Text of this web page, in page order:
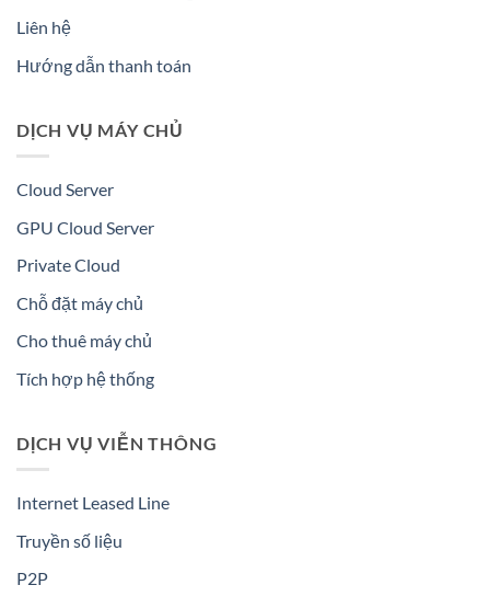
Liên hệ
Hướng dẫn thanh toán
DỊCH VỤ MÁY CHỦ
Cloud Server
GPU Cloud Server
Private Cloud
Chỗ đặt máy chủ
Cho thuê máy chủ
Tích hợp hệ thống
DỊCH VỤ VIỄN THÔNG
Internet Leased Line
Truyền số liệu
P2P